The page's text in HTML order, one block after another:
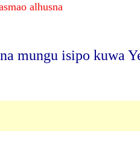
alhusna
mungu isipo kuwa